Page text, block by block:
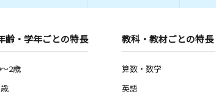
齢・学年ごとの特長
2歳
教科・教材ごとの特長
算数・数学
英語